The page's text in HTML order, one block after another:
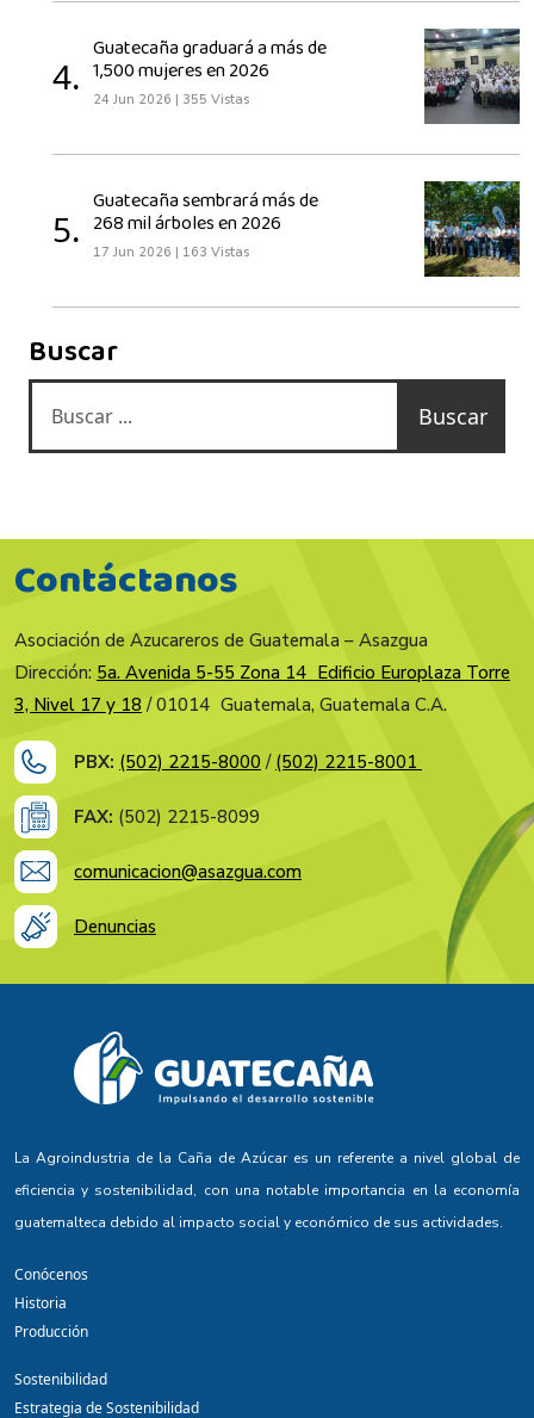
4.
Guatecaña graduará a más de
1,500 mujeres en 2026
24 Jun 2026 | 355 Vistas
5.
Guatecaña sembrará más de
268 mil árboles en 2026
17 Jun 2026 | 163 Vistas
Buscar
Buscar
Contáctanos
Asociación de Azucareros de Guatemala – Asazgua
Dirección: 5a. Avenida 5-55 Zona 14 Edificio Europlaza Torre
3, Nivel 17 y 18 / 01014 Guatemala, Guatemala C.A.
PBX: (502) 2215-8000 / (502) 2215-8001
FAX: (502) 2215-8099
comunicacion@asazgua.com
Denuncias
La Agroindustria de la Caña de Azúcar es un referente a nivel global de
eficiencia y sostenibilidad, con una notable importancia en la economía
guatemalteca debido al impacto social y económico de sus actividades.
Conócenos
Historia
Producción
Sostenibilidad
Estrategia de Sostenibilidad